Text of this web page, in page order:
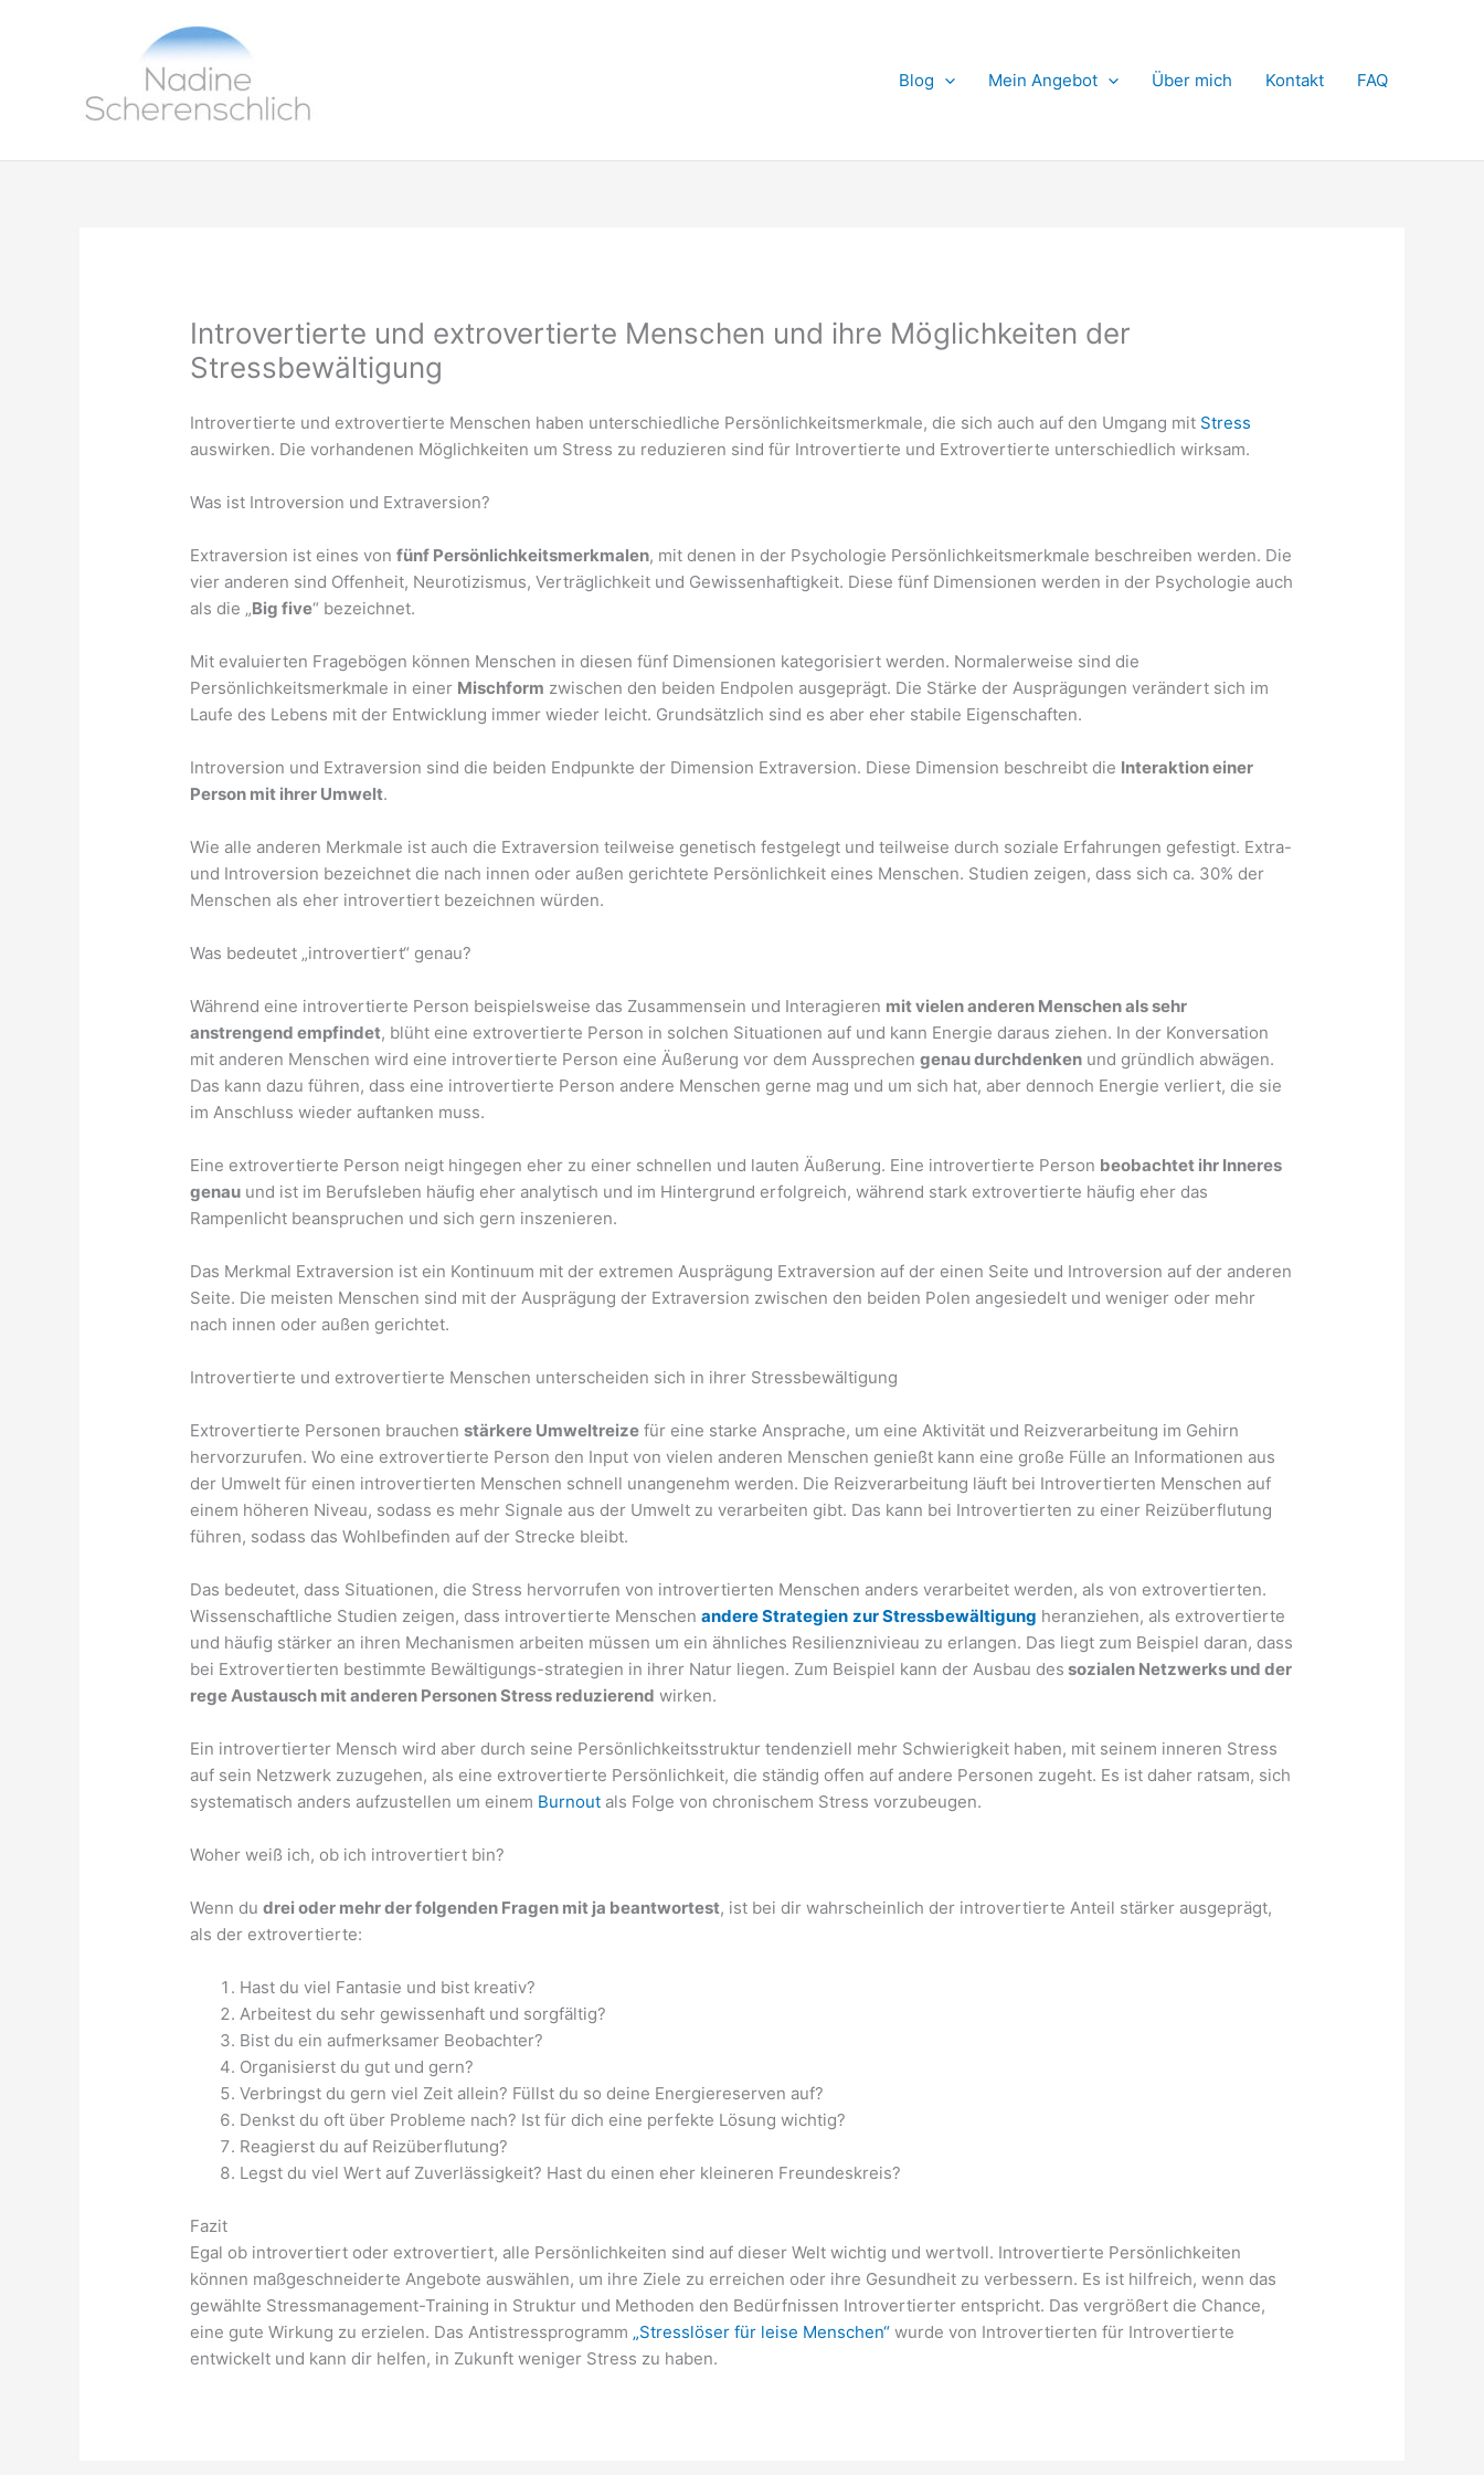
Blog Mein Angebot Über mich Kontakt FAQ
Introvertierte und extrovertierte Menschen und ihre Möglichkeiten der
Stressbewältigung
Introvertierte und extrovertierte Menschen haben unterschiedliche Persönlichkeitsmerkmale, die sich auch auf den Umgang mit Stress
auswirken. Die vorhandenen Möglichkeiten um Stress zu reduzieren sind für Introvertierte und Extrovertierte unterschiedlich wirksam.
Was ist Introversion und Extraversion?
Extraversion ist eines vonfünf Persönlichkeitsmerkmalen, mit denen in der Psychologie Persönlichkeitsmerkmale beschreiben werden. Die
vier anderen sind Offenheit, Neurotizismus, Verträglichkeit und Gewissenhaftigkeit. Diese fünf Dimensionen werden in der Psychologie auch
als die „Big five“ bezeichnet.
Mit evaluierten Fragebögen können Menschen in diesen fünf Dimensionen kategorisiert werden. Normalerweise sind die
Persönlichkeitsmerkmale in einer Mischform zwischen den beiden Endpolen ausgeprägt. Die Stärke der Ausprägungen verändert sich im
Laufe des Lebens mit der Entwicklung immer wieder leicht. Grundsätzlich sind es aber eher stabile Eigenschaften.
Introversion und Extraversion sind die beiden Endpunkte der Dimension Extraversion. Diese Dimension beschreibt die Interaktion einer
Person mit ihrer Umwelt.
Wie alle anderen Merkmale ist auch die Extraversion teilweise genetisch festgelegt und teilweise durch soziale Erfahrungen gefestigt. Extra-
und Introversion bezeichnet die nach innen oder außen gerichtete Persönlichkeit eines Menschen. Studien zeigen, dass sich ca. 30% der
Menschen als eher introvertiert bezeichnen würden.
Was bedeutet „introvertiert“ genau?
Während eine introvertierte Person beispielsweise das Zusammensein und Interagieren mit vielen anderen Menschen als sehr
anstrengend empfindet, blüht eine extrovertierte Person in solchen Situationen auf und kann Energie daraus ziehen. In der Konversation
mit anderen Menschen wird eine introvertierte Person eine Äußerung vor dem Aussprechengenau durchdenken und gründlich abwägen.
Das kann dazu führen, dass eine introvertierte Person andere Menschen gerne mag und um sich hat, aber dennoch Energie verliert, die sie
im Anschluss wieder auftanken muss.
Eine extrovertierte Person neigt hingegen eher zu einer schnellen und lauten Äußerung. Eine introvertierte Person beobachtet ihr Inneres
genau und ist im Berufsleben häufig eher analytisch und im Hintergrund erfolgreich, während stark extrovertierte häufig eher das
Rampenlicht beanspruchen und sich gern inszenieren.
Das Merkmal Extraversion ist ein Kontinuum mit der extremen Ausprägung Extraversion auf der einen Seite und Introversion auf der anderen
Seite. Die meisten Menschen sind mit der Ausprägung der Extraversion zwischen den beiden Polen angesiedelt und weniger oder mehr
nach innen oder außen gerichtet.
Introvertierte und extrovertierte Menschen unterscheiden sich in ihrer Stressbewältigung
Extrovertierte Personen brauchenstärkere Umweltreize für eine starke Ansprache, um eine Aktivität und Reizverarbeitung im Gehirn
hervorzurufen. Wo eine extrovertierte Person den Input von vielen anderen Menschen genießt kann eine große Fülle an Informationen aus
der Umwelt für einen introvertierten Menschen schnell unangenehm werden. Die Reizverarbeitung läuft bei Introvertierten Menschen auf
einem höheren Niveau, sodass es mehr Signale aus der Umwelt zu verarbeiten gibt. Das kann bei Introvertierten zu einer Reizüberflutung
führen, sodass das Wohlbefinden auf der Strecke bleibt.
Das bedeutet, dass Situationen, die Stress hervorrufen von introvertierten Menschen anders verarbeitet werden, als von extrovertierten.
Wissenschaftliche Studien zeigen, dass introvertierte Menschenandere Strategien zur Stressbewältigung heranziehen, als extrovertierte
und häufig stärker an ihren Mechanismen arbeiten müssen um ein ähnliches Resilienznivieau zu erlangen. Das liegt zum Beispiel daran, dass
bei Extrovertierten bestimmte Bewältigungs-strategien in ihrer Natur liegen. Zum Beispiel kann der Ausbau des sozialen Netzwerks und der
rege Austausch mit anderen Personen Stress reduzierend wirken.
Ein introvertierter Mensch wird aber durch seine Persönlichkeitsstruktur tendenziell mehr Schwierigkeit haben, mit seinem inneren Stress
auf sein Netzwerk zuzugehen, als eine extrovertierte Persönlichkeit, die ständig offen auf andere Personen zugeht. Es ist daher ratsam, sich
systematisch anders aufzustellen um einem Burnout als Folge von chronischem Stress vorzubeugen.
Woher weiß ich, ob ich introvertiert bin?
Wenn dudrei oder mehr der folgenden Fragen mit ja beantwortest, ist bei dir wahrscheinlich der introvertierte Anteil stärker ausgeprägt,
als der extrovertierte:
Hast du viel Fantasie und bist kreativ?
Arbeitest du sehr gewissenhaft und sorgfältig?
Bist du ein aufmerksamer Beobachter?
Organisierst du gut und gern?
Verbringst du gern viel Zeit allein? Füllst du so deine Energiereserven auf?
Denkst du oft über Probleme nach? Ist für dich eine perfekte Lösung wichtig?
Reagierst du auf Reizüberflutung?
Legst du viel Wert auf Zuverlässigkeit? Hast du einen eher kleineren Freundeskreis?
Fazit
Egal ob introvertiert oder extrovertiert, alle Persönlichkeiten sind auf dieser Welt wichtig und wertvoll. Introvertierte Persönlichkeiten
können maßgeschneiderte Angebote auswählen, um ihre Ziele zu erreichen oder ihre Gesundheit zu verbessern. Es ist hilfreich, wenn das
gewählte Stressmanagement-Training in Struktur und Methoden den Bedürfnissen Introvertierter entspricht. Das vergrößert die Chance,
eine gute Wirkung zu erzielen. Das Antistressprogramm „Stresslöser für leise Menschen“ wurde von Introvertierten für Introvertierte
entwickelt und kann dir helfen, in Zukunft weniger Stress zu haben.